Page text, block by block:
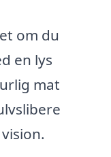
om du
en lys
mat